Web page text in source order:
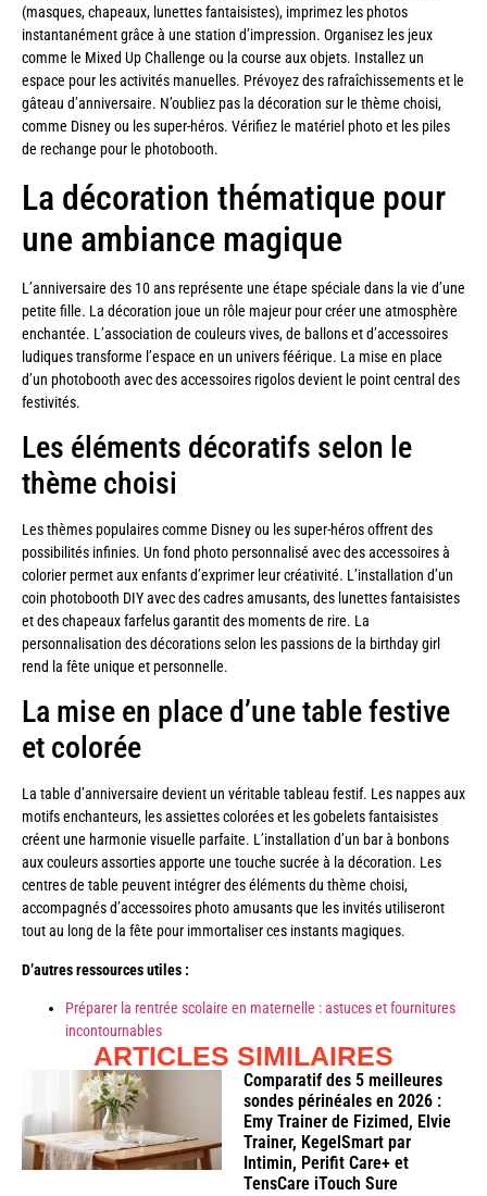
(masques, chapeaux, lunettes fantaisistes), imprimez les photos
instantanément grâce à une station d’impression. Organisez les jeux
comme le Mixed Up Challenge ou la course aux objets. Installez un
espace pour les activités manuelles. Prévoyez des rafraîchissements et le
gâteau d’anniversaire. N’oubliez pas la décoration sur le thème choisi,
comme Disney ou les super-héros. Vérifiez le matériel photo et les piles
de rechange pour le photobooth.
La décoration thématique pour
une ambiance magique
L’anniversaire des 10 ans représente une étape spéciale dans la vie d’une
petite fille. La décoration joue un rôle majeur pour créer une atmosphère
enchantée. L’association de couleurs vives, de ballons et d’accessoires
ludiques transforme l’espace en un univers féérique. La mise en place
d’un photobooth avec des accessoires rigolos devient le point central des
festivités.
Les éléments décoratifs selon le
thème choisi
Les thèmes populaires comme Disney ou les super-héros offrent des
possibilités infinies. Un fond photo personnalisé avec des accessoires à
colorier permet aux enfants d’exprimer leur créativité. L’installation d’un
coin photobooth DIY avec des cadres amusants, des lunettes fantaisistes
et des chapeaux farfelus garantit des moments de rire. La
personnalisation des décorations selon les passions de la birthday girl
rend la fête unique et personnelle.
La mise en place d’une table festive
et colorée
La table d’anniversaire devient un véritable tableau festif. Les nappes aux
motifs enchanteurs, les assiettes colorées et les gobelets fantaisistes
créent une harmonie visuelle parfaite. L’installation d’un bar à bonbons
aux couleurs assorties apporte une touche sucrée à la décoration. Les
centres de table peuvent intégrer des éléments du thème choisi,
accompagnés d’accessoires photo amusants que les invités utiliseront
tout au long de la fête pour immortaliser ces instants magiques.
D’autres ressources utiles :
Préparer la rentrée scolaire en maternelle : astuces et fournitures
incontournables
ARTICLES SIMILAIRES
Comparatif des 5 meilleures
sondes périnéales en 2026 :
Emy Trainer de Fizimed, Elvie
Trainer, KegelSmart par
Intimin, Perifit Care+ et
TensCare iTouch Sure